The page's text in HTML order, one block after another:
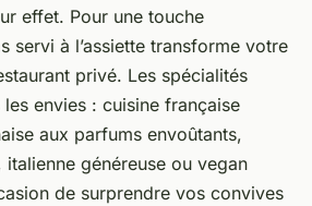
effet. Pour une touche
servi à l’assiette transforme votre
privé. Les spécialités
les envies : cuisine française
aux parfums envoûtants,
généreuse ou vegan
de surprendre vos convives